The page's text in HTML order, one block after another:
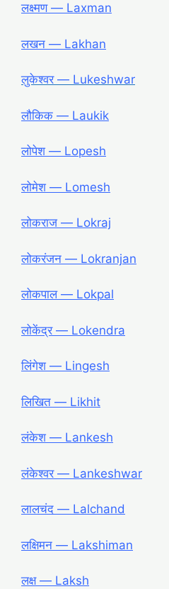
लक्ष्मण ― Laxman
लखन ― Lakhan
लुकेश्वर ― Lukeshwar
लौकिक ― Laukik
लोपेश ― Lopesh
लोमेश ― Lomesh
लोकराज ― Lokraj
लोकरंजन ― Lokranjan
लोकपाल ― Lokpal
लोकेंद्र ― Lokendra
लिंगेश ― Lingesh
लिखित ― Likhit
लंकेश ― Lankesh
लंकेश्वर ― Lankeshwar
लालचंद ― Lalchand
लक्षिमन ― Lakshiman
लक्ष ― Laksh